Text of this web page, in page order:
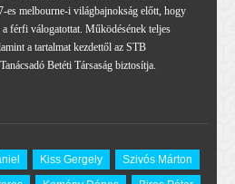
es melbourne-i világbajnokság előtt, hogy
férfi válogatottat. Működésének teljes
a tartalmat kezdettől az STB
Betéti Társaság biztosítja.
Kiss Gergely
Szivós Márton